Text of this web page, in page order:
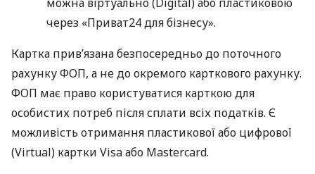
через «Приват24 для бізнесу».
Картка прив’язана безпосередньо до поточного
рахунку ФОП, а не до окремого карткового рахунку.
ФОП має право користуватися карткою для
особистих потреб після сплати всіх податків. Є
можливість отримання пластикової або цифрової
(Virtual) картки Visa або Mastercard.